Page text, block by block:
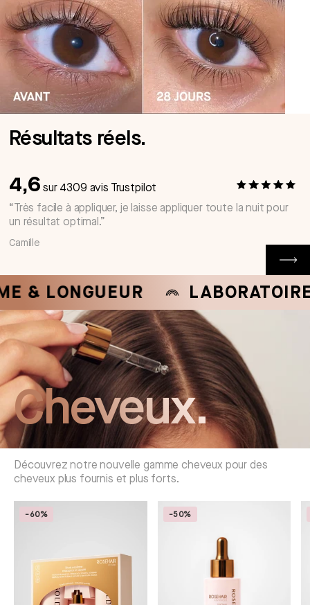
Résultats réels.
4,6 sur 4309 avis Trustpilot
“Très facile à appliquer, je laisse appliquer toute la nuit pour
un résultat optimal.”
Camille
LABORATOIRE
Découvrez notre nouvelle gamme cheveux pour des
cheveux plus fournis et plus forts.
-60% -50%
Cheveux.